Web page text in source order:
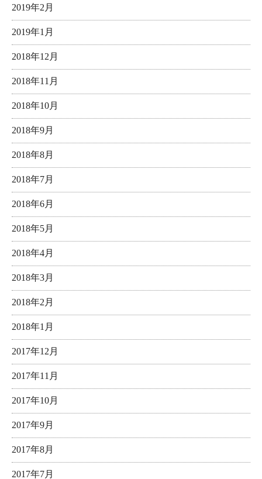
2019年2月
2019年1月
2018年12月
2018年11月
2018年10月
2018年9月
2018年8月
2018年7月
2018年6月
2018年5月
2018年4月
2018年3月
2018年2月
2018年1月
2017年12月
2017年11月
2017年10月
2017年9月
2017年8月
2017年7月